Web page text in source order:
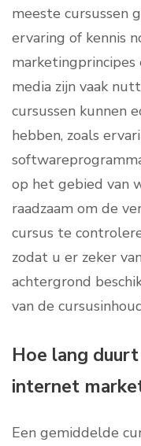
meeste cursussen
ervaring of kennis
media zijn vaak
cursussen kunnen
hebben, zoals
op het gebied van
raadzaam om de
cursus te
zodat u er zeker
achtergrond
van de
Hoe lang
internet
Een gemiddelde